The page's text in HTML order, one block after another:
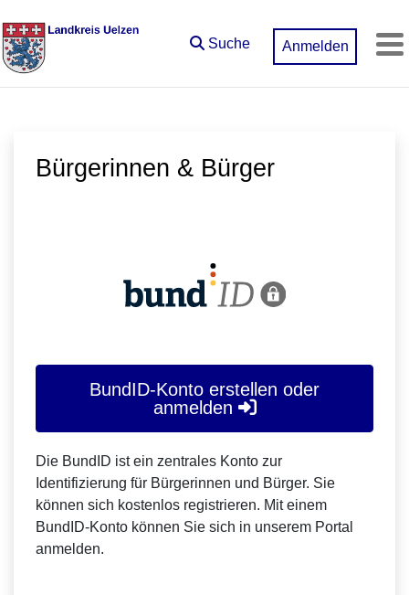
Suche Anmelden
Bürgerinnen & Bürger
BundID-Konto erstellen oder
anmelden
Die BundID ist ein zentrales Konto zur
Identifizierung für Bürgerinnen und Bürger. Sie
können sich kostenlos registrieren. Mit einem
BundID-Konto können Sie sich in unserem Portal
anmelden.